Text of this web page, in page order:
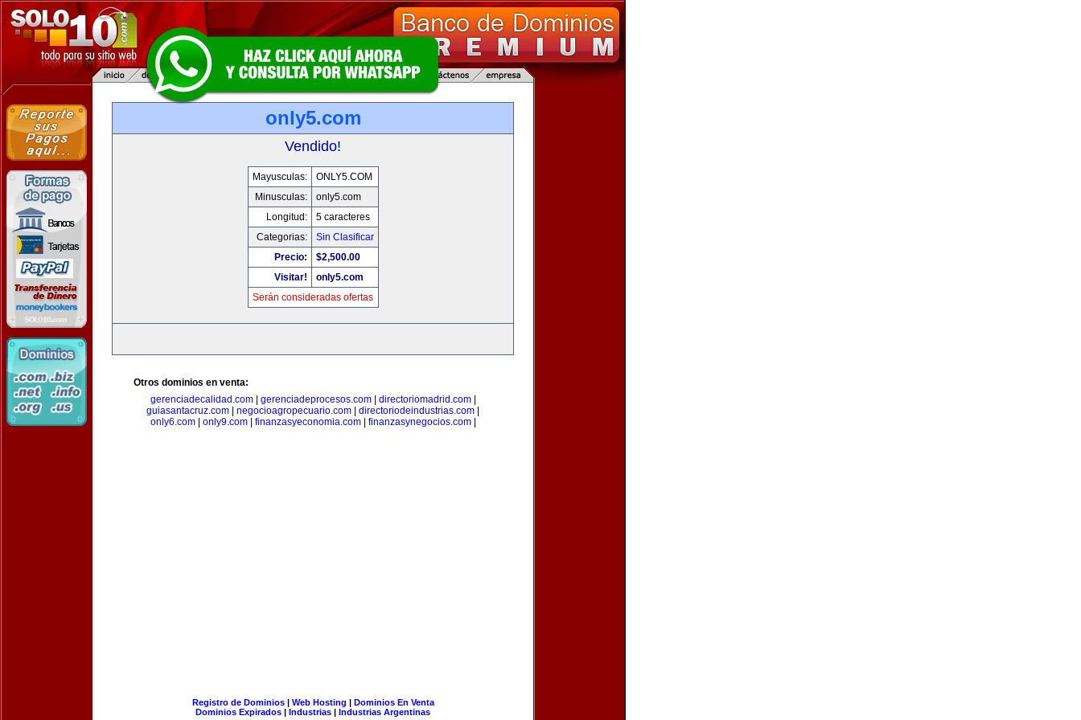
only5.com
Vendido!
Mayusculas:
ONLY5.COM
Minusculas:
only5.com
Longitud:
5 caracteres
Categorias:
Sin Clasificar
Precio:
$2,500.00
Visitar!
only5.com
Serán consideradas ofertas
Otros dominios en venta:
gerenciadecalidad.com| gerenciadeprocesos.com| directoriomadrid.com|
guiasantacruz.com
negocioagropecuario.com directoriodeindustrias.com
only6.com| only9.com| finanzasyeconomia.com| finanzasynegocios.com|
Registro de Dominios| Web Hosting | Dominios En Venta
Dominios Expirados | Industrias | Industrias Argentinas